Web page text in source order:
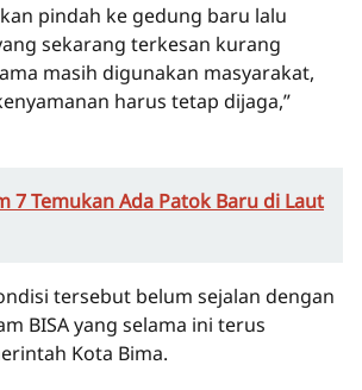
pindah ke gedung baru lalu
sekarang terkesan kurang
masih digunakan masyarakat,
harus tetap dijaga,”
7 Temukan Ada Patok Baru di Laut
tersebut belum sejalan dengan
BISA yang selama ini terus
Kota Bima.